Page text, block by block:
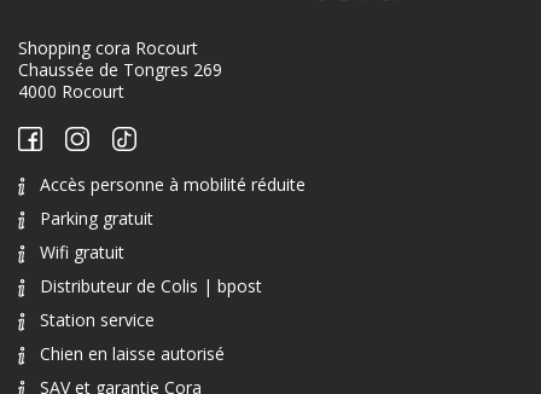
Shopping cora Rocourt
Chaussée de Tongres 269
4000 Rocourt
Accès personne à mobilité réduite
Parking gratuit
Wifi gratuit
Distributeur de Colis | bpost
Station service
Chien en laisse autorisé
SAV et garantie Cora